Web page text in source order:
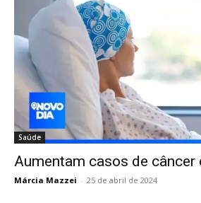
Saúde
Aumentam casos de câncer
Márcia Mazzei - 25 de abril de 2024